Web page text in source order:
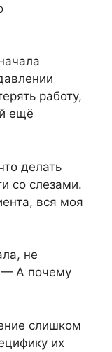
работу,
ещё
делать
со слезами.
вся моя
не
— А почему
слишком
их